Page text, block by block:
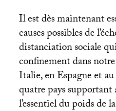
Il est dès maintenant
causes possibles de
distanciation sociale
confinement dans
Italie, en Espagne et
quatre pays
l’essentiel du poids de